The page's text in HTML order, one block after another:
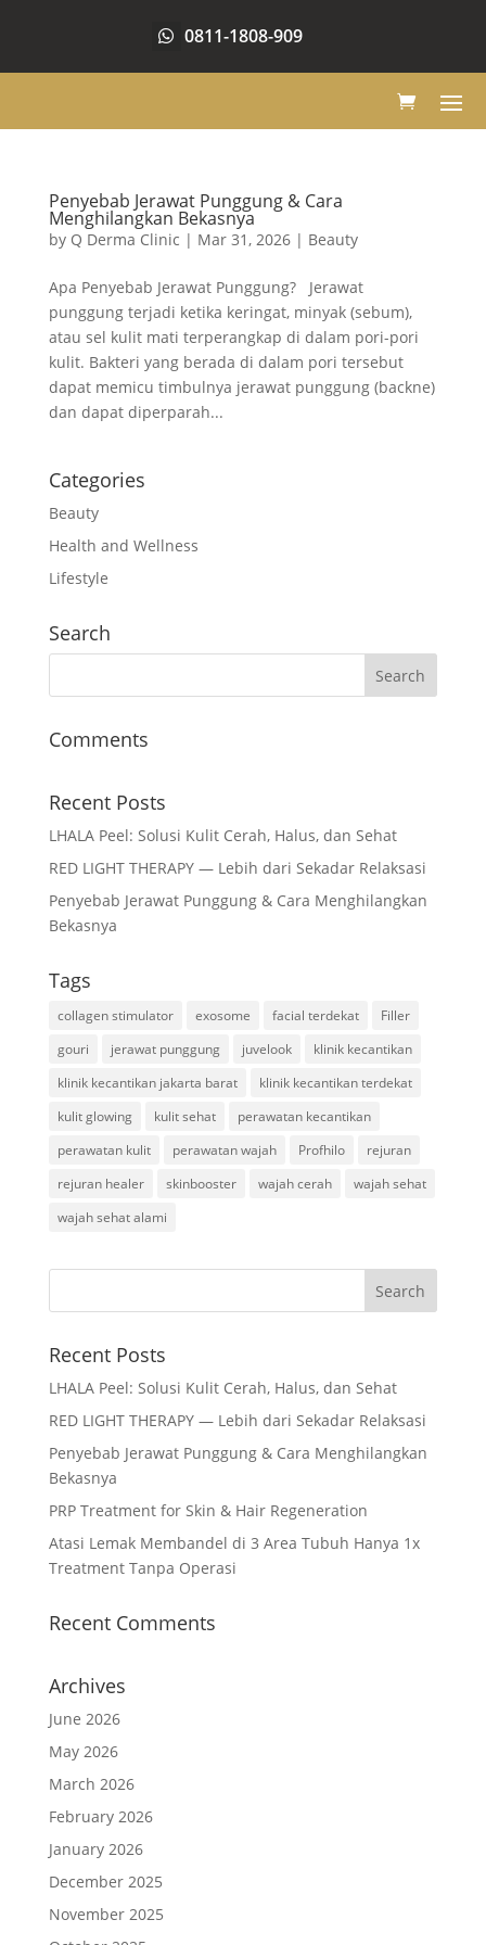
0811-1808-909
Penyebab Jerawat Punggung & Cara
Menghilangkan Bekasnya
by Q Derma Clinic | Mar 31, 2026| Beauty
Apa Penyebab Jerawat Punggung? Jerawat
punggung terjadi ketika keringat, minyak (sebum),
atau sel kulit mati terperangkap di dalam pori-pori
kulit. Bakteri yang berada di dalam pori tersebut
dapat memicu timbulnya jerawat punggung (backne)
dan dapat diperparah...
Categories
Beauty
Health and Wellness
Lifestyle
Search
Comments
Recent Posts
LHALA Peel: Solusi Kulit Cerah, Halus, dan Sehat
RED LIGHT THERAPY — Lebih dari Sekadar Relaksasi
Penyebab Jerawat Punggung & Cara Menghilangkan
Bekasnya
Tags
collagen stimulator exosome facial terdekat
Filler
gouri
jerawat punggung juvelook
klinik kecantikan
klinik kecantikan jakarta barat
klinik kecantikan terdekat
kulit glowing
kulit sehat
perawatan kecantikan
perawatan kulit
perawatan wajah Profhilo
rejuran
rejuran healer
skinbooster wajah cerah
wajah sehat
wajah sehat alami
Recent Posts
LHALA Peel: Solusi Kulit Cerah, Halus, dan Sehat
RED LIGHT THERAPY — Lebih dari Sekadar Relaksasi
Penyebab Jerawat Punggung & Cara Menghilangkan
Bekasnya
PRP Treatment for Skin & Hair Regeneration
Atasi Lemak Membandel di 3 Area Tubuh Hanya 1x
Treatment Tanpa Operasi
Recent Comments
Archives
June 2026
May 2026
March 2026
February 2026
January 2026
December 2025
November 2025